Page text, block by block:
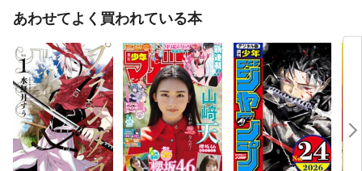
あわせてよく買われている本